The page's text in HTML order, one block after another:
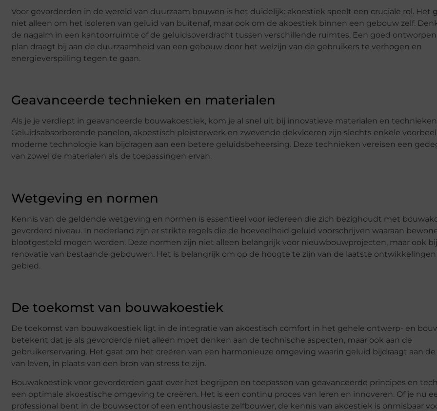
Voor gevorderden in de wereld van duurzaam bouwen is het duidelijk: akoestiek speelt een cruciale rol. Het
niet alleen om het isoleren van geluid van buitenaf, maar ook om de akoestiek binnen een gebouw zelf.
de nagalm in een kantoorruimte of de geluidsoverdracht tussen verschillende ruimtes. Een goed
plan draagt bij aan de duurzaamheid van een gebouw door het welzijn van de gebruikers te verhogen en
energieverspilling tegen te gaan.
Geavanceerde technieken en materialen
Als je je verdiept in geavanceerde bouwakoestiek, kom je al snel uit bij innovatieve materialen en
Geluidsabsorberende panelen, akoestisch pleisterwerk en zwevende dekvloeren zijn slechts enkele
moderne technologie kan bijdragen aan een betere geluidsbeheersing. Deze technieken vereisen een
van zowel de materialen als de toepassingen ervan.
Wetgeving en normen
Kennis van de geldende wetgeving en normen is essentieel voor iedereen die zich bezighoudt met
gevorderd niveau. In nederland zijn er strikte regels die de hoeveelheid geluid voorschrijven waaraan
blootgesteld mogen worden. Deze normen zijn niet alleen belangrijk voor nieuwbouwprojecten, maar ook
renovatie van bestaande gebouwen. Het is belangrijk om op de hoogte te zijn van de laatste
gebied.
De toekomst van bouwakoestiek
De toekomst van bouwakoestiek ligt in de integratie van akoestisch comfort in het gehele ontwerp- en
betekent dat je als gevorderde niet alleen moet denken aan de technische aspecten, maar ook aan de
gebruikerservaring. Het gaat om het creëren van een harmonieuze omgeving waarin geluid bijdraagt aan
van leven, in plaats van een bron van stress te zijn.
Bouwakoestiek voor gevorderden gaat over het begrijpen en toepassen van geavanceerde principes en
een optimale akoestische omgeving te creëren. Het is een continu proces van leren en innoveren. Of je nu
professional bent in de bouwsector of een enthousiaste zelfbouwer, de kennis van akoestiek is onmisbaar